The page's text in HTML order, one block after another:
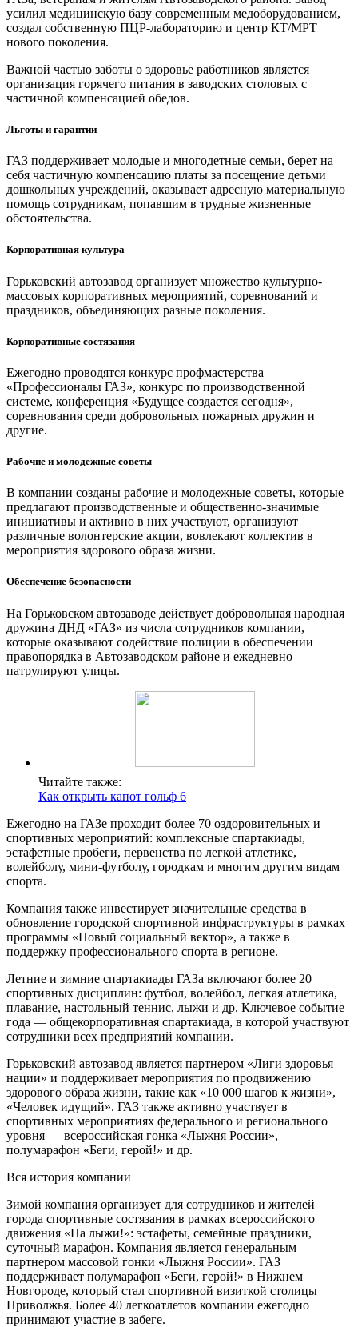
усилил медицинскую базу современным медоборудованием,
создал собственную ПЦР-лабораторию и центр КТ/МРТ
нового поколения.
Важной частью заботы о здоровье работников является
организация горячего питания в заводских столовых с
частичной компенсацией обедов.
Льготы и гарантии
ГАЗ поддерживает молодые и многодетные семьи, берет на
себя частичную компенсацию платы за посещение детьми
дошкольных учреждений, оказывает адресную материальную
помощь сотрудникам, попавшим в трудные жизненные
обстоятельства.
Корпоративная культура
Горьковский автозавод организует множество культурно-
массовых корпоративных мероприятий, соревнований и
праздников, объединяющих разные поколения.
Корпоративные состязания
Ежегодно проводятся конкурс профмастерства
«Профессионалы ГАЗ», конкурс по производственной
системе, конференция «Будущее создается сегодня»,
соревнования среди добровольных пожарных дружин и
другие.
Рабочие и молодежные советы
В компании созданы рабочие и молодежные советы, которые
предлагают производственные и общественно-значимые
инициативы и активно в них участвуют, организуют
различные волонтерские акции, вовлекают коллектив в
мероприятия здорового образа жизни.
Обеспечение безопасности
На Горьковском автозаводе действует добровольная народная
дружина ДНД «ГАЗ» из числа сотрудников компании,
которые оказывают содействие полиции в обеспечении
правопорядка в Автозаводском районе и ежедневно
патрулируют улицы.
Читайте также:
Как открыть капот гольф 6
Ежегодно на ГАЗе проходит более 70 оздоровительных и
спортивных мероприятий: комплексные спартакиады,
эстафетные пробеги, первенства по легкой атлетике,
волейболу, мини-футболу, городкам и многим другим видам
спорта.
Компания также инвестирует значительные средства в
обновление городской спортивной инфраструктуры в рамках
программы «Новый социальный вектор», а также в
поддержку профессионального спорта в регионе.
Летние и зимние спартакиады ГАЗа включают более 20
спортивных дисциплин: футбол, волейбол, легкая атлетика,
плавание, настольный теннис, лыжи и др. Ключевое событие
года — общекорпоративная спартакиада, в которой участвуют
сотрудники всех предприятий компании.
Горьковский автозавод является партнером «Лиги здоровья
нации» и поддерживает мероприятия по продвижению
здорового образа жизни, такие как «10 000 шагов к жизни»,
«Человек идущий». ГАЗ также активно участвует в
спортивных мероприятиях федерального и регионального
уровня — всероссийская гонка «Лыжня России»,
полумарафон «Беги, герой!» и др.
Вся история компании
Зимой компания организует для сотрудников и жителей
города спортивные состязания в рамках всероссийского
движения «На лыжи!»: эстафеты, семейные праздники,
суточный марафон. Компания является генеральным
партнером массовой гонки «Лыжня России». ГАЗ
поддерживает полумарафон «Беги, герой!» в Нижнем
Новгороде, который стал спортивной визиткой столицы
Приволжья. Более 40 легкоатлетов компании ежегодно
принимают участие в забеге.